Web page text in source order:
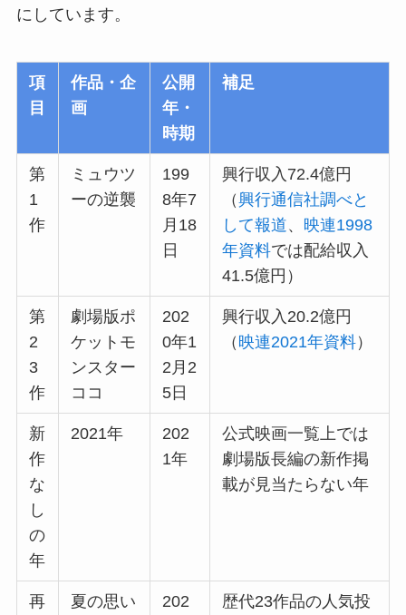
にしています。
項
目
作品・企
画
公開
年・
時期
補足
第
1
作
ミュウツ
ーの逆襲
199
8年7
月18
日
興行収入72.4億円
（興行通信社調べと
して報道、 映連1998
年資料では配給収入
41.5億円）
第
2
3
作
劇場版ポ
ケットモ
ンスター
ココ
202
0年1
2月2
5日
興行収入20.2億円
（ 映連2021年資料）
新
作
な
し
の
年
2021年
202
1年
公式映画一覧上では
劇場版長編の新作掲
載が見当たらない年
再
夏の思い
202
歴代23作品の人気投